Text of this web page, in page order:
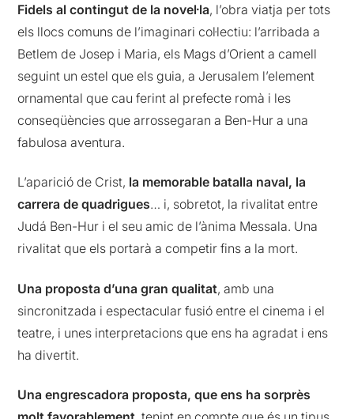
Fidels al contingut de la novel·la, l’obra viatja per tots
els llocs comuns de l’imaginari col·lectiu: l’arribada a
Betlem de Josep i Maria, els Mags d’Orient a camell
seguint un estel que els guia, a Jerusalem l’element
ornamental que cau ferint al prefecte romà i les
conseqüències que arrossegaran a Ben-Hur a una
fabulosa aventura.
L’aparició de Crist, la memorable batalla naval, la
carrera de quadrigues… i, sobretot, la rivalitat entre
Judá Ben-Hur i el seu amic de l’ànima Messala. Una
rivalitat que els portarà a competir fins a la mort.
Una proposta d’una gran qualitat, amb una
sincronitzada i espectacular fusió entre el cinema i el
teatre, i unes interpretacions que ens ha agradat i ens
ha divertit.
Una engrescadora proposta, que ens ha sorprès